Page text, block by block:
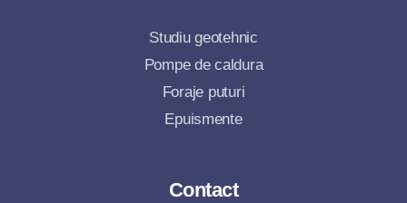
Studiu geotehnic
Pompe de caldura
Foraje puturi
Epuismente
Contact